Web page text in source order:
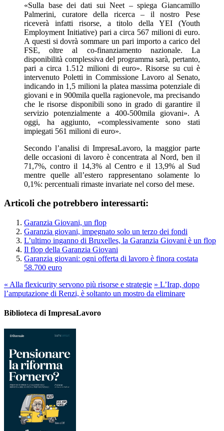
«Sulla base dei dati sui Neet – spiega Giancamillo
Palmerini, curatore della ricerca – il nostro Pese
riceverà infatti risorse, a titolo della YEI (Youth
Employment Initiative) pari a circa 567 milioni di euro.
A questi si dovrà sommare un pari importo a carico del
FSE, oltre al co-finanziamento nazionale. La
disponibilità complessiva del programma sarà, pertanto,
pari a circa 1.512 milioni di euro». Risorse su cui è
intervenuto Poletti in Commissione Lavoro al Senato,
indicando in 1,5 milioni la platea massima potenziale di
giovani e in 900mila quella ragionevole, ma precisando
che le risorse disponibili sono in grado di garantire il
servizio potenzialmente a 400-500mila giovani». A
oggi, ha aggiunto, «complessivamente sono stati
impiegati 561 milioni di euro».
Secondo l’analisi di ImpresaLavoro, la maggior parte
delle occasioni di lavoro è concentrata al Nord, ben il
71,7%, contro il 14,3% al Centro e il 13,9% al Sud
mentre quelle all’estero rappresentano solamente lo
0,1%: percentuali rimaste invariate nel corso del mese.
Articoli che potrebbero interessarti:
Garanzia Giovani, un flop
Garanzia giovani, impegnato solo un terzo dei fondi
L’ultimo inganno di Bruxelles, la Garanzia Giovani è un flop
Il flop della Garanzia Giovani
Garanzia giovani: ogni offerta di lavoro è finora costata
58.700 euro
« Alla flexicurity servono più risorse e strategie » L’Irap, dopo
l’amputazione di Renzi, è soltanto un mostro da eliminare
Biblioteca di ImpresaLavoro